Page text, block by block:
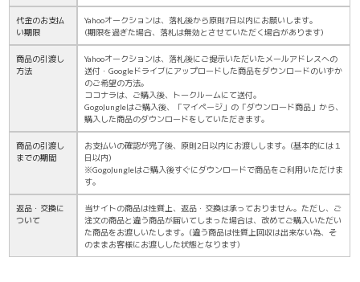
代金のお支払
い期限
Yahooオークションは、落札後から原則7日以内にお願いします。
(期限を過ぎた場合、落札は無効とさせていただく場合があります)
商品の引渡し
方法
Yahooオークションは、落札後にご提示いただいたメールアドレスへの
送付・Googleドライブにアップロードした商品をダウンロードのいずか
のご希望の方法。
ココナラは、ご購入後、トークルームにて送付。
GogoJungleはご購入後、「マイページ」の「ダウンロード商品」から、
購入した商品のダウンロードをしていただきます。
商品の引渡し
までの期間
お支払いの確認が完了後、原則2日以内にお渡しします。(基本的には１
日以内)
※GogoJungleはご購入後すぐにダウンロードで商品をご利用いただけま
す。
返品・交換に
ついて
当サイトの商品は性質上、返品・交換は承っておりません。ただし、ご
注文の商品と違う商品が届いてしまった場合は、改めてご購入いただい
た商品をお渡しいたします。(違う商品は性質上回収は出来ない為、そ
のままお客様にお渡しした状態となります)